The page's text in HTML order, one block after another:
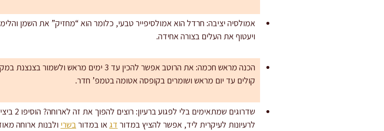
אמולסיה יציבה: חרדל הוא אמולסיפייר טבעי, כלומר הוא “מחזיק” את השמן
ויעטוף את העלים בצורה אחידה.
קולים עד יום מראש ושומרים בקופסה אטומה בטמפ’ חדר.
שדרוגים
לרעיונות לעיקרית ליד, אפשר להציץ במדור דגאו במדורבשרי ולבנות ארוחה